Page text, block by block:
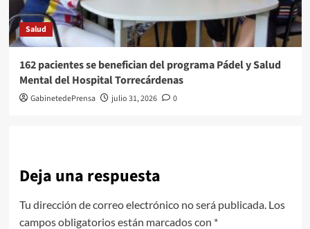
Salud
162 pacientes se benefician del programa Pádel y Salud
Mental del Hospital Torrecárdenas
GabinetedePrensa julio 31, 2026 0
Deja una respuesta
Tu dirección de correo electrónico no será publicada. Los
campos obligatorios están marcados con *